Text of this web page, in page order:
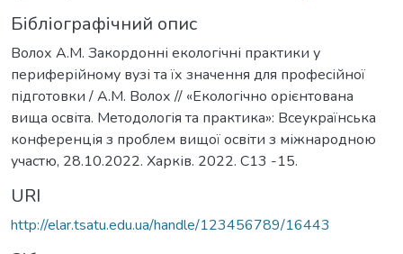
Бібліографічний опис
Волох А.М. Закордонні екологічні практики у
периферійному вузі та їх значення для професійної
підготовки / А.М. Волох // «Екологічно орієнтована
вища освіта. Методологія та практика»: Всеукраїнська
конференція з проблем вищої освіти з міжнародною
участю, 28.10.2022. Харків. 2022. С13 -15.
URI
http://elar.tsatu.edu.ua/handle/123456789/16443